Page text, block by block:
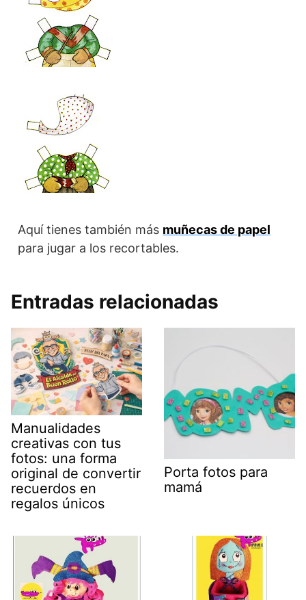
Aquí tienes también más muñecas de papel
para jugar a los recortables.
Entradas relacionadas
Manualidades
creativas con tus
fotos: una forma
original de convertir
recuerdos en
regalos únicos
Porta fotos para
mamá